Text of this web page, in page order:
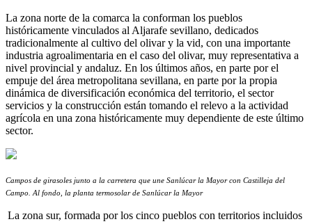
La zona norte de la comarca la conforman los pueblos
históricamente vinculados al Aljarafe sevillano, dedicados
tradicionalmente al cultivo del olivar y la vid, con una importante
industria agroalimentaria en el caso del olivar, muy representativa a
nivel provincial y andaluz. En los últimos años, en parte por el
empuje del área metropolitana sevillana, en parte por la propia
dinámica de diversificación económica del territorio, el sector
servicios y la construcción están tomando el relevo a la actividad
agrícola en una zona históricamente muy dependiente de este último
sector.
Campos de girasoles junto a la carretera que une Sanlúcar la Mayor con Castilleja del
Campo. Al fondo, la planta termosolar de Sanlúcar la Mayor
La zona sur, formada por los cinco pueblos con territorios incluidos